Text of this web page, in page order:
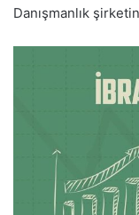
Danışmanlık